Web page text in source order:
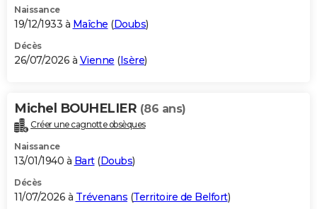
PHOTO
GUIDES D'ACHAT
BONS PLANS
Carte de Noël
Carte Bonne année
Carte Saint-Valentin
Carte Pâques
Carte d'anniversaire
DICTIONNAIRE
Dictionnaire
Biographies
Citations
Expressions
Proverbes
PROGRAMME TV
S'inscrire
Se connecter
Lycées
Collèges
Primaires
Universités
Entreprises
Service militaire
Avis de recherche
AVIS DE DÉCÈS
Naissance
19/12/1933 à Maîche (Doubs)
Décès
26/07/2026 à Vienne (Isère)
Michel BOUHELIER (86 ans)
Créer une cagnotte obsèques
Naissance
13/01/1940 à Bart(Doubs)
Décès
11/07/2026 à Trévenans (Territoire de Belfort)